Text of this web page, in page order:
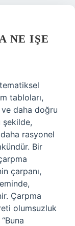
NE IŞE
tabloları,
daha doğru
şekilde,
rasyonel
Bir
çarpanı,
Çarpma
olumsuzluk